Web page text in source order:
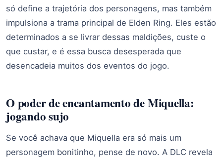
só define a trajetória dos personagens, mas também
impulsiona a trama principal de Elden Ring. Eles estão
determinados a se livrar dessas maldições, custe o
que custar, e é essa busca desesperada que
desencadeia muitos dos eventos do jogo.
O poder de encantamento de Miquella:
jogando sujo
Se você achava que Miquella era só mais um
personagem bonitinho, pense de novo. A DLC revela